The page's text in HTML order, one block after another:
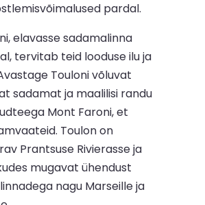
pardal.
elavasse sadamalinna
tervitab teid looduse ilu ja
Touloni võluvat
sadamat ja maalilisi randu
Mont Faroni, et
Toulon on
Prantsuse Rivierasse ja
mugavat ühendust
nagu Marseille ja